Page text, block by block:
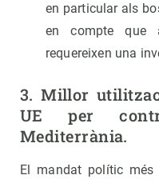
en particular als
en compte que
requereixen una
3. Millor
UE per
Mediterrània.
El mandat polític